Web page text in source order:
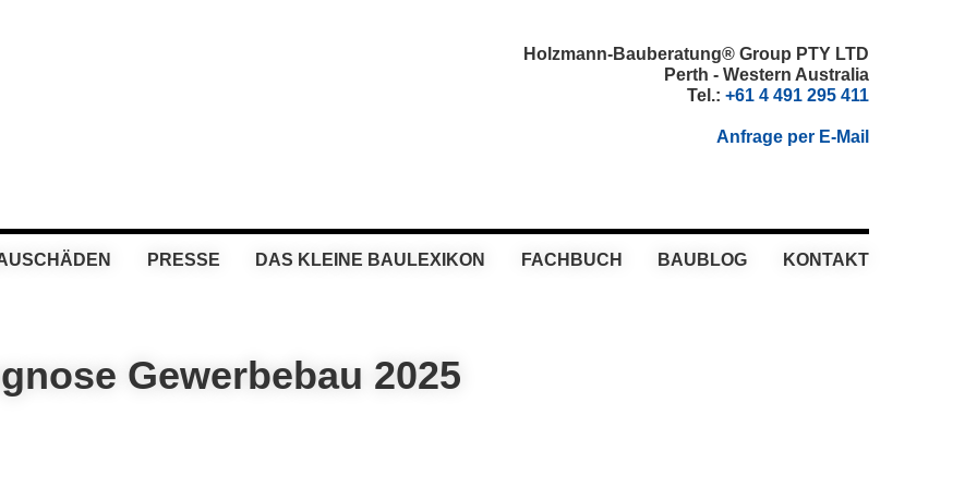
Holzmann-Bauberatung® Group PTY LTD
Perth - Western Australia
Tel.: +61 4 491 295 411
Anfrage per E-Mail
PRESSE DAS KLEINE BAULEXIKON FACHBUCH BAUBLOG KONTAKT
Gewerbebau 2025